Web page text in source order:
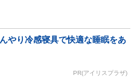
んやり冷感寝具で快適な睡眠をあ
PR(アイリスプラザ)